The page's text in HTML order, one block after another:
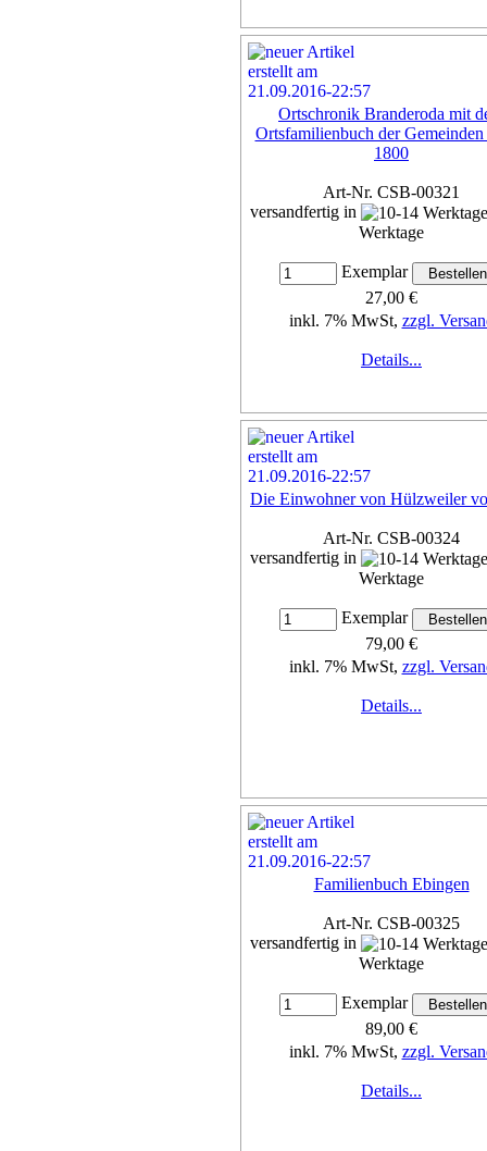
Ortschronik Branderoda mit
Ortsfamilienbuch der
1800
Art-Nr. CSB-00321
versandfertig in
Werktage
Exemplar
27,00 €
inkl. 7% MwSt, zzgl.
Details...
Die Einwohner von Hülzweiler
Art-Nr. CSB-00324
versandfertig in
Werktage
Exemplar
79,00 €
inkl. 7% MwSt, zzgl.
Details...
Familienbuch Ebingen
Art-Nr. CSB-00325
versandfertig in
Werktage
Exemplar
89,00 €
inkl. 7% MwSt, zzgl.
Details...